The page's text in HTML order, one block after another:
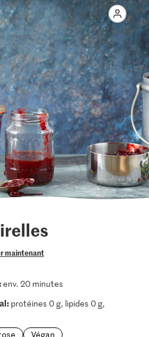
maintenant
env. 20 minutes
protéines 0 g, lipides 0 g,
Végan